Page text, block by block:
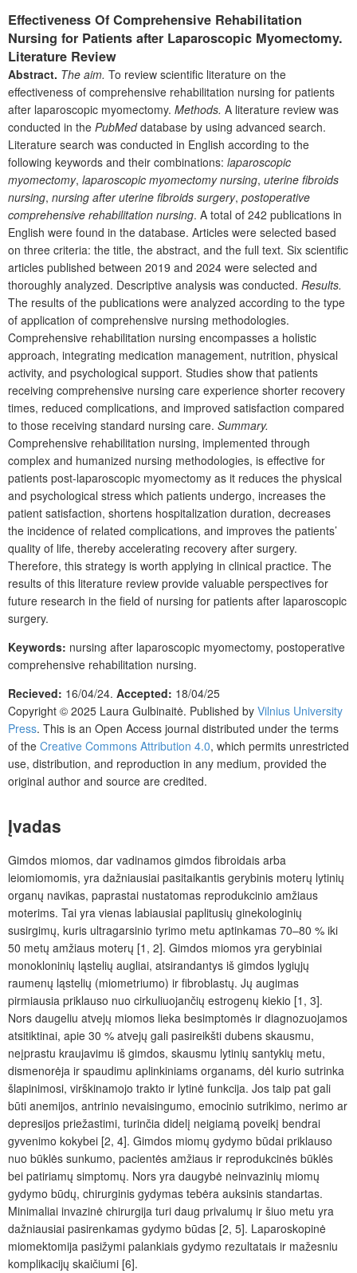
Effectiveness Of Comprehensive Rehabilitation
Nursing for Patients after Laparoscopic Myomectomy.
Literature Review
Abstract. The aim. To review scientific literature on the
effectiveness of comprehensive rehabilitation nursing for patients
after laparoscopic myomectomy. Methods. A literature review was
conducted in the PubMeddatabase by using advanced search.
Literature search was conducted in English according to the
following keywords and their combinations: laparoscopic
myomectomy, laparoscopic myomectomy nursing, uterine fibroids
nursing, nursing after uterine fibroids surgery, postoperative
comprehensive rehabilitation nursing. A total of 242 publications in
English were found in the database. Articles were selected based
on three criteria: the title, the abstract, and the full text. Six scientific
articles published between 2019 and 2024 were selected and
thoroughly analyzed. Descriptive analysis was conducted. Results.
The results of the publications were analyzed according to the type
of application of comprehensive nursing methodologies.
Comprehensive rehabilitation nursing encompasses a holistic
approach, integrating medication management, nutrition, physical
activity, and psychological support. Studies show that patients
receiving comprehensive nursing care experience shorter recovery
times, reduced complications, and improved satisfaction compared
to those receiving standard nursing care. Summary.
Comprehensive rehabilitation nursing, implemented through
complex and humanized nursing methodologies, is effective for
patients post-laparoscopic myomectomy as it reduces the physical
and psychological stress which patients undergo, increases the
patient satisfaction, shortens hospitalization duration, decreases
the incidence of related complications, and improves the patients’
quality of life, thereby accelerating recovery after surgery.
Therefore, this strategy is worth applying in clinical practice. The
results of this literature review provide valuable perspectives for
future research in the field of nursing for patients after laparoscopic
surgery.
Keywords: nursing after laparoscopic myomectomy, postoperative
comprehensive rehabilitation nursing.
Recieved: 16/04/24. Accepted: 18/04/25
Copyright © 2025 Laura Gulbinaitė. Published by Vilnius University
Press. This is an Open Access journal distributed under the terms
of the Creative Commons Attribution 4.0, which permits unrestricted
use, distribution, and reproduction in any medium, provided the
original author and source are credited.
Įvadas
Gimdos miomos, dar vadinamos gimdos fibroidais arba
leiomiomomis, yra dažniausiai pasitaikantis gerybinis moterų lytinių
organų navikas, paprastai nustatomas reprodukcinio amžiaus
moterims. Tai yra vienas labiausiai paplitusių ginekologinių
susirgimų, kuris ultragarsinio tyrimo metu aptinkamas 70–80 % iki
50 metų amžiaus moterų [1, 2]. Gimdos miomos yra gerybiniai
monokloninių ląstelių augliai, atsirandantys iš gimdos lygiųjų
raumenų ląstelių (miometriumo) ir fibroblastų. Jų augimas
pirmiausia priklauso nuo cirkuliuojančių estrogenų kiekio [1, 3].
Nors daugeliu atvejų miomos lieka besimptomės ir diagnozuojamos
atsitiktinai, apie 30 % atvejų gali pasireikšti dubens skausmu,
neįprastu kraujavimu iš gimdos, skausmu lytinių santykių metu,
dismenorėja ir spaudimu aplinkiniams organams, dėl kurio sutrinka
šlapinimosi, virškinamojo trakto ir lytinė funkcija. Jos taip pat gali
būti anemijos, antrinio nevaisingumo, emocinio sutrikimo, nerimo ar
depresijos priežastimi, turinčia didelį neigiamą poveikį bendrai
gyvenimo kokybei [2, 4]. Gimdos miomų gydymo būdai priklauso
nuo būklės sunkumo, pacientės amžiaus ir reprodukcinės būklės
bei patiriamų simptomų. Nors yra daugybė neinvazinių miomų
gydymo būdų, chirurginis gydymas tebėra auksinis standartas.
Minimaliai invazinė chirurgija turi daug privalumų ir šiuo metu yra
dažniausiai pasirenkamas gydymo būdas [2, 5]. Laparoskopinė
miomektomija pasižymi palankiais gydymo rezultatais ir mažesniu
komplikacijų skaičiumi [6].